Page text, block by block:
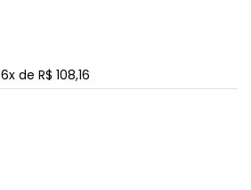
6x de R$ 108,16